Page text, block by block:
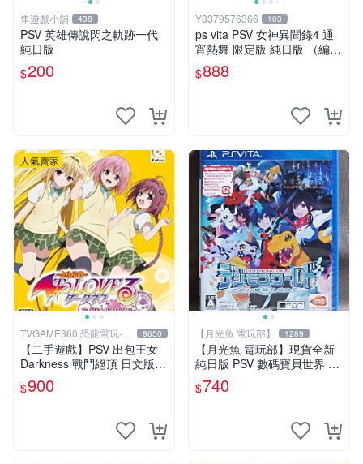
隼遊戲小舖 438
PSV 英雄傳說閃之軌跡一代
純日版
$200
Y8379576366 103
ps vita PSV 女神異聞錄4 通
宵熱舞 限定版 純日版 （編號
17）
$888
人氣賣家
TVGAME360 恐龍電玩-台
中店
8650
【二手遊戲】PSV 出包王女
Darkness 戰鬥絕頂 日文版
【台中恐龍電玩】
$900
【月光魚 電玩部】 1289
【月光魚 電玩部】現貨全新
純日版 PSV 數碼寶貝世界 ne
xt 0rder 日版日文
$740